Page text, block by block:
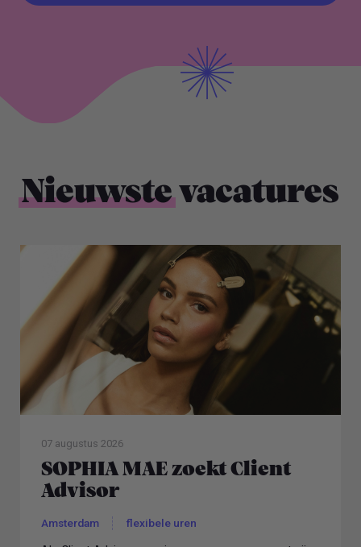
Nieuwstevacatures
07 augustus 2026
SOPHIA MAE zoekt Client
Advisor
Amsterdam flexibele uren